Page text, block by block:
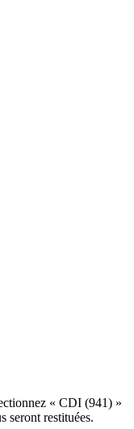
« CDI (941) »
seront restituées.